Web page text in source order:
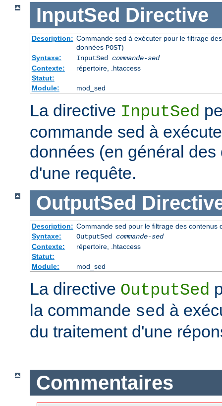
InputSed Directive
Description: Commande sed à exécuter pour le filtrage
données POST)
Syntaxe:
InputSed commande-sed
Contexte:
répertoire, .htaccess
Statut:
Module:
mod_sed
La directive InputSed
commande sed à
données (en général
d'une requête.
OutputSed
Description: Commande sed pour le filtrage des contenus
Syntaxe:
OutputSed commande-sed
Contexte:
répertoire, .htaccess
Statut:
Module:
mod_sed
La directive OutputSed
la commande sed à
du traitement d'une
Commentaires